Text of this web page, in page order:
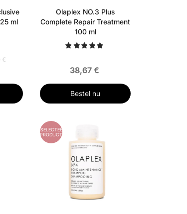
ml
€
Olaplex NO.3 Plus
Complete Repair Treatment
100 ml
38,67 €
Bestel nu
GESELECTEERD
PRODUCT